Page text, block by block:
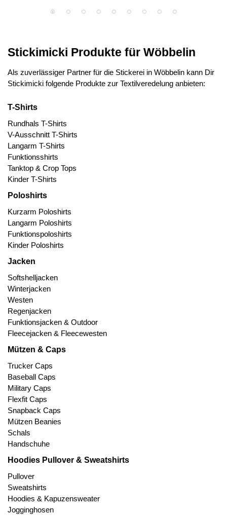
Stickimicki Produkte für Wöbbelin
Als zuverlässiger Partner für die Stickerei in Wöbbelin kann Dir
Stickimicki folgende Produkte zur Textilveredelung anbieten:
T-Shirts
Rundhals T-Shirts
V-Ausschnitt T-Shirts
Langarm T-Shirts
Funktionsshirts
Tanktop & Crop Tops
Kinder T-Shirts
Poloshirts
Kurzarm Poloshirts
Langarm Poloshirts
Funktionspoloshirts
Kinder Poloshirts
Jacken
Softshelljacken
Winterjacken
Westen
Regenjacken
Funktionsjacken & Outdoor
Fleecejacken & Fleecewesten
Mützen & Caps
Trucker Caps
Baseball Caps
Military Caps
Flexfit Caps
Snapback Caps
Mützen Beanies
Schals
Handschuhe
Hoodies Pullover & Sweatshirts
Pullover
Sweatshirts
Hoodies & Kapuzensweater
Jogginghosen